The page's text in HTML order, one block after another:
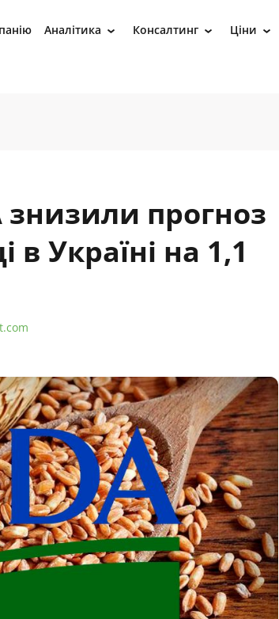
Аналітика › Консалтинг › Ціни ›
знизили прогноз
Україні на 1,1